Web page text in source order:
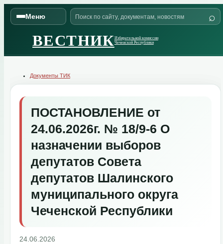
content
Меню
ВЕСТНИКИзбирательной комиссии
Чеченской Республики
Поиск
сайту
⌕
Документы ТИК
ПОСТАНОВЛЕНИЕ от
24.06.2026г. № 18/9-6 О
назначении выборов
депутатов Совета
депутатов Шалинского
муниципального округа
Чеченской Республики
24.06.2026